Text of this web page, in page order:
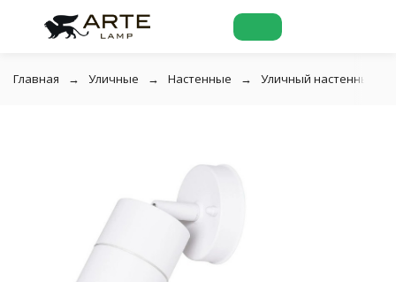
Главная Уличные Настенные Уличный настенный